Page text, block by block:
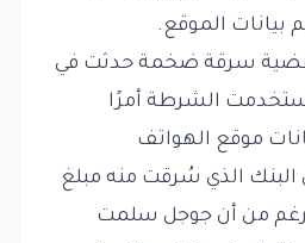
بيانات الموقع.
قضية سرقة ضخمة حدثت في
استخدمت الشرطة أمرًا
موقع الهواتف
البنك الذي سُرقت منه مبلغ
على الرغم من أن جوجل سلمت